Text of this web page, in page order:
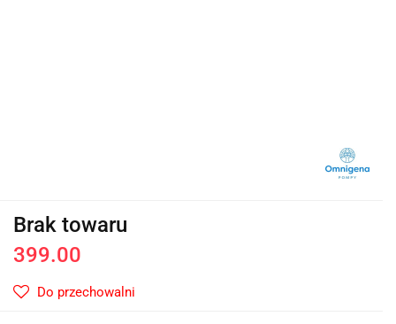
Brak towaru
399.00
Do przechowalni